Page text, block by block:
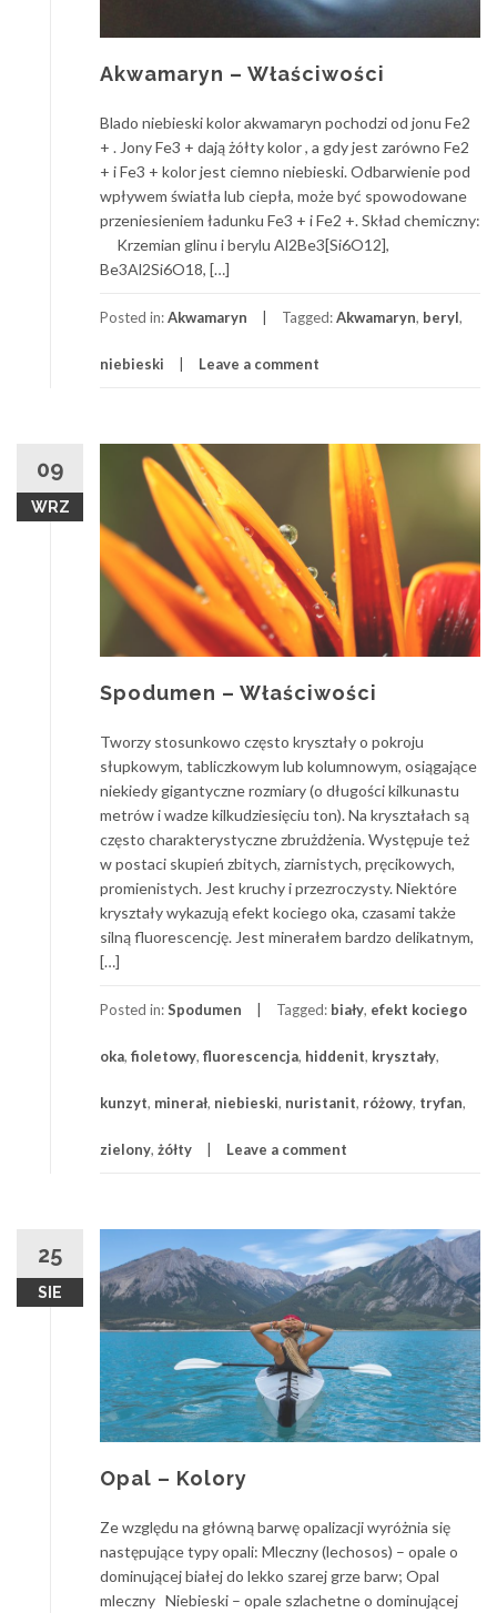
Akwamaryn – Właściwości
Blado niebieski kolor akwamaryn pochodzi od jonu Fe2
+ . Jony Fe3 + dają żółty kolor , a gdy jest zarówno Fe2
+ i Fe3 + kolor jest ciemno niebieski. Odbarwienie pod
wpływem światła lub ciepła, może być spowodowane
przeniesieniem ładunku Fe3 + i Fe2 +. Skład chemiczny:
Krzemian glinu i berylu Al2Be3[Si6O12],
Be3Al2Si6O18, […]
Posted in:Akwamaryn Tagged:Akwamaryn, beryl,
niebieski Leave a comment
09
WRZ
Spodumen – Właściwości
Tworzy stosunkowo często kryształy o pokroju
słupkowym, tabliczkowym lub kolumnowym, osiągające
niekiedy gigantyczne rozmiary (o długości kilkunastu
metrów i wadze kilkudziesięciu ton). Na kryształach są
często charakterystyczne zbrużdżenia. Występuje też
w postaci skupień zbitych, ziarnistych, pręcikowych,
promienistych. Jest kruchy i przezroczysty. Niektóre
kryształy wykazują efekt kociego oka, czasami także
silną fluorescencję. Jest minerałem bardzo delikatnym,
[…]
Posted in:Spodumen Tagged: biały, efekt kociego
oka, fioletowy, fluorescencja, hiddenit, kryształy,
kunzyt, minerał, niebieski, nuristanit, różowy, tryfan,
zielony, żółty Leave a comment
25
SIE
Opal – Kolory
Ze względu na główną barwę opalizacji wyróżnia się
następujące typy opali: Mleczny (lechosos) – opale o
dominującej białej do lekko szarej grze barw; Opal
mleczny Niebieski – opale szlachetne o dominującej